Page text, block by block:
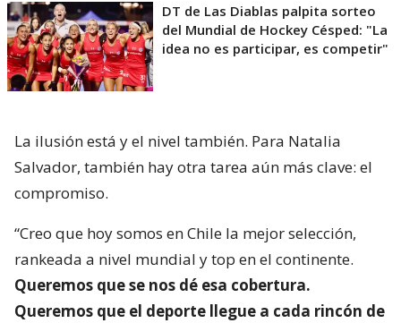
DT de Las Diablas palpita sorteo
del Mundial de Hockey Césped: "La
idea no es participar, es competir"
La ilusión está y el nivel también. Para Natalia
Salvador, también hay otra tarea aún más clave: el
compromiso.
“Creo que hoy somos en Chile la mejor selección,
rankeada a nivel mundial y top en el continente.
Queremos que se nos dé esa cobertura.
Queremos que el deporte llegue a cada rincón de